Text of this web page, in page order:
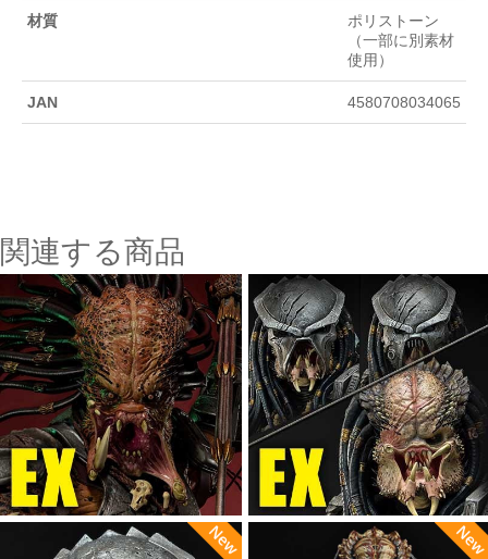
材質
ポリストーン
（一部に別素材
使用）
JAN 4580708034065
関連する商品